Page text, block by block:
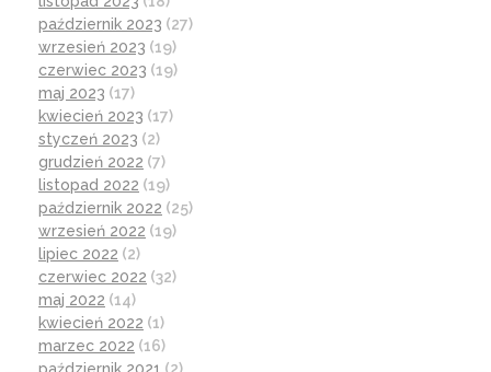
październik 2023 (27)
wrzesień 2023 (19)
czerwiec 2023 (19)
maj 2023 (17)
kwiecień 2023 (17)
styczeń 2023 (2)
grudzień 2022 (7)
listopad 2022 (19)
październik 2022 (25)
wrzesień 2022 (19)
lipiec 2022 (2)
czerwiec 2022 (32)
maj 2022 (14)
kwiecień 2022 (1)
marzec 2022 (16)